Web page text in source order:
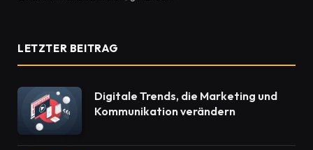
LETZTER BEITRAG
Digitale Trends, die Marketing und
Kommunikation verändern